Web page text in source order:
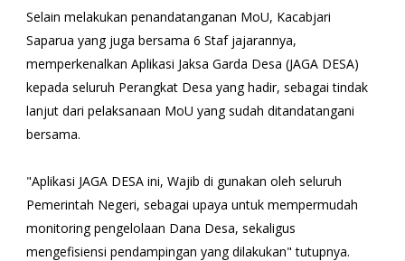
Selain melakukan penandatanganan MoU, Kacabjari
Saparua yang juga bersama 6 Staf jajarannya,
memperkenalkan Aplikasi Jaksa Garda Desa (JAGA DESA)
kepada seluruh Perangkat Desa yang hadir, sebagai tindak
lanjut dari pelaksanaan MoU yang sudah ditandatangani
bersama.
"Aplikasi JAGA DESA ini, Wajib di gunakan oleh seluruh
Pemerintah Negeri, sebagai upaya untuk mempermudah
monitoring pengelolaan Dana Desa, sekaligus
mengefisiensi pendampingan yang dilakukan" tutupnya.